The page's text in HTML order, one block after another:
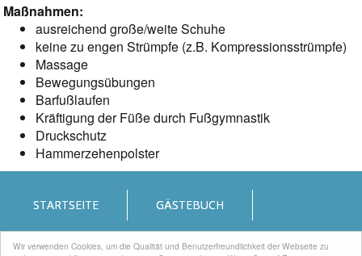
Wir verwenden Cookies, um die Qualität und Benutzerfreundlichkeit der Webseite zu
Maßnahmen:
ausreichend große/weite Schuhe
keine zu engen Strümpfe (z.B. Kompressionsstrümpfe)
Massage
Bewegungsübungen
Barfußlaufen
Kräftigung der Füße durch Fußgymnastik
Druckschutz
​Hammerzehenpolster
STARTSEITE GÄSTEBUCH
IMPRESSUM DATENSCHUTZERKLÄRUNG